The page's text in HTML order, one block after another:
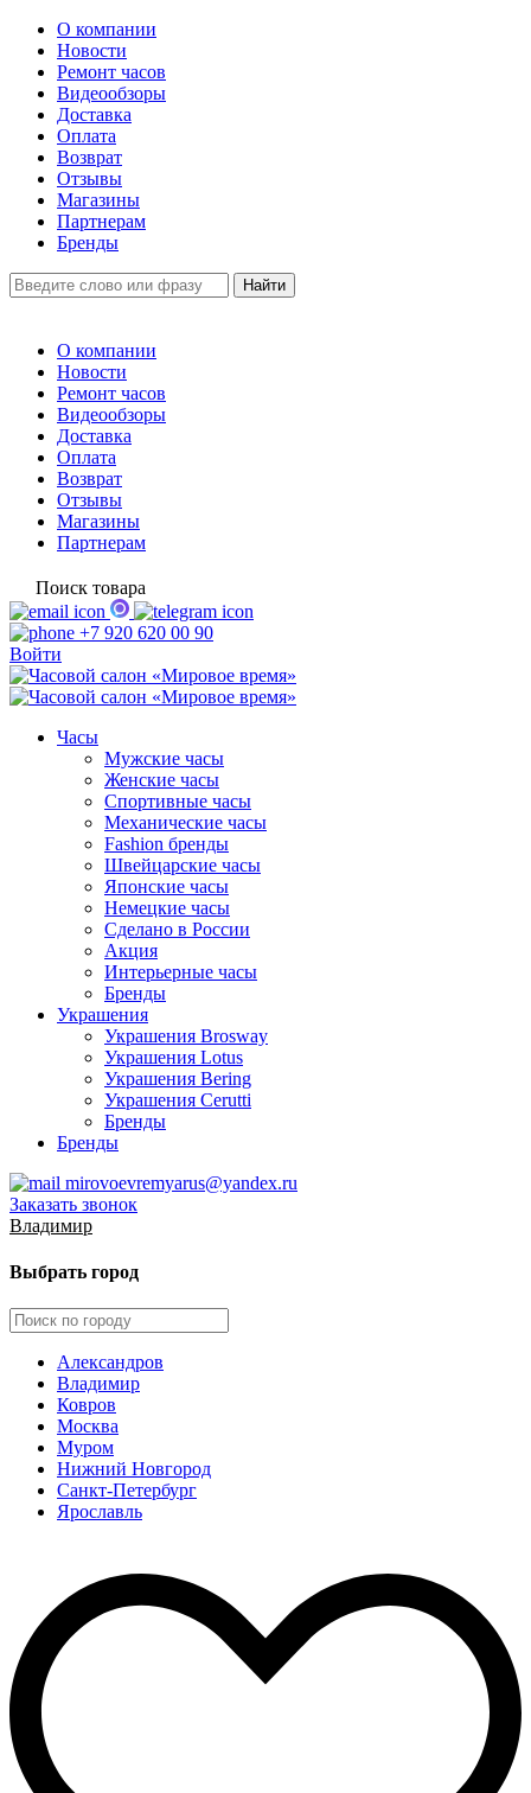
О компании
Новости
Ремонт часов
Видеообзоры
Доставка
Оплата
Возврат
Отзывы
Магазины
Партнерам
Бренды
О компании
Новости
Ремонт часов
Видеообзоры
Доставка
Оплата
Возврат
Отзывы
Магазины
Партнерам
Поиск товара
+7 920 620 00 90
Войти
Часы
Мужские часы
Женские часы
Спортивные часы
Механические часы
Fashion бренды
Швейцарские часы
Японские часы
Немецкие часы
Сделано в России
Акция
Интерьерные часы
Бренды
Украшения
Украшения Brosway
Украшения Lotus
Украшения Bering
Украшения Cerutti
Бренды
Бренды
mirovoevremyarus@yandex.ru
Заказать звонок
Владимир
Выбрать город
Александров
Владимир
Ковров
Москва
Муром
Нижний Новгород
Санкт-Петербург
Ярославль